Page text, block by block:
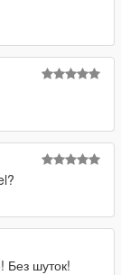
Без шуток!